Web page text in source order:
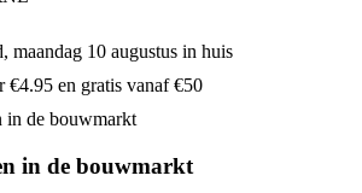
maandag 10 augustus in huis
€4.95 en gratis vanaf €50
in de bouwmarkt
in de bouwmarkt